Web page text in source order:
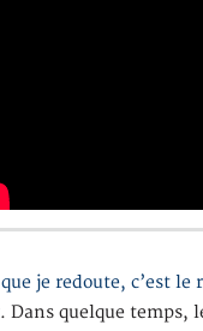
je redoute, c’est
. Dans quelque temps,